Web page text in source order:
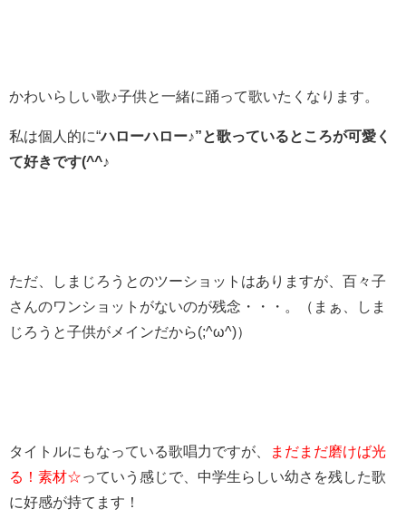
かわいらしい歌♪子供と一緒に踊って歌いたくなります。
私は個人的に“ハローハロー♪”と歌っているところが可愛く
て好きです(^^♪
ただ、しまじろうとのツーショットはありますが、百々子
さんのワンショットがないのが残念・・・。（まぁ、しま
じろうと子供がメインだから(;^ω^)）
タイトルにもなっている歌唱力ですが、
まだまだ磨けば光
る！素材☆っていう感じで、中学生らしい幼さを残した歌
に好感が持てます！